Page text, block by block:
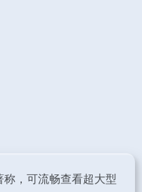
，可流畅查看超大型